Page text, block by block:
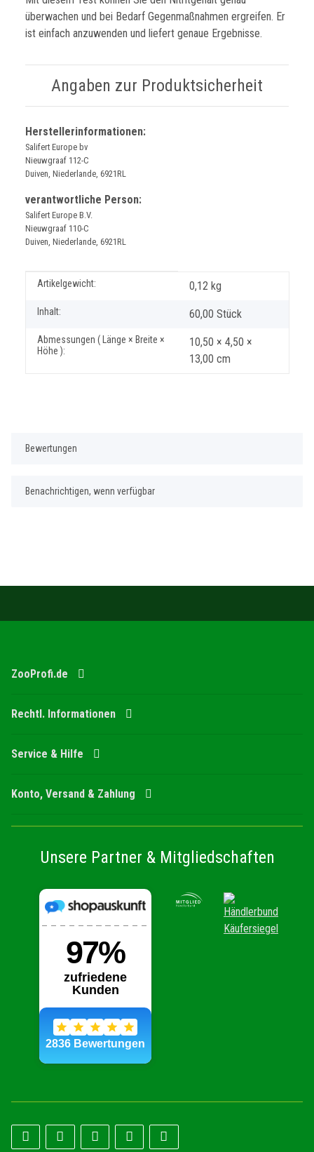
überwachen und bei Bedarf Gegenmaßnahmen ergreifen. Er
ist einfach anzuwenden und liefert genaue Ergebnisse.
Angaben zur Produktsicherheit
Herstellerinformationen:
Salifert Europe bv
Nieuwgraaf 112-C
Duiven, Niederlande, 6921RL
verantwortliche Person:
Salifert Europe B.V.
Nieuwgraaf 110-C
Duiven, Niederlande, 6921RL
Produkteigenschaft
Wert
Artikelgewicht: 0,12 kg
Inhalt: 60,00 Stück
Abmessungen ( Länge × Breite ×
Höhe ):
10,50 × 4,50 ×
13,00 cm
Bewertungen
Benachrichtigen, wenn verfügbar
ZooProfi.de
Rechtl. Informationen
Service & Hilfe
Konto, Versand & Zahlung
Unsere Partner & Mitgliedschaften